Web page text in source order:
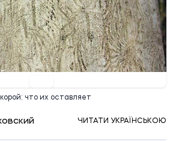
что их оставляет
ЧИТАТИ УКРАЇНСЬКОЮ